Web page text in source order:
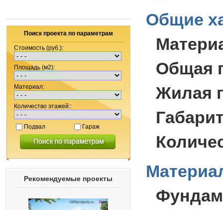
Поиск проекта по параметрам
Стоимость (руб.):
Площадь (м2):
Материал:
Количество этажей::
Подвал Гараж
Рекомендуемые проекты
Общие
Общая
Жилая